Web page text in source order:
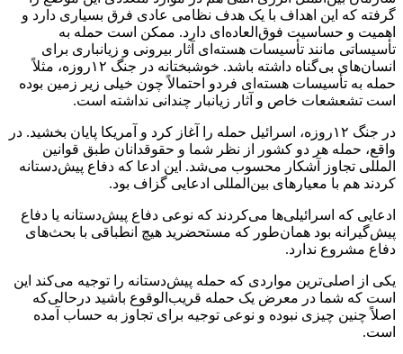
گرفته که این‌ اهداف‌ با یک هدف نظامی عادی فرق بسیاری دارد و
اهمیت و حساسیت فوق‌العاده‌ای دارد. ممکن است حمله به
تأسیساتی مانند تأسیسات هسته‌ای آثار بیرونی و زیانباری برای
انسان‌های بی‌گناه داشته باشد. خوشبختانه در جنگ ۱۲روزه، مثلاً
حمله به تأسیسات هسته‌ای فردو احتمالاً چون خیلی زیر زمین بوده
است تشعشعات خاص و آثار زیانبار چندانی نداشته است.
در جنگ ۱۲روزه، اسرائیل حمله را آغاز کرد و آمریکا پایان بخشید. در
واقع، حمله هر دو کشور از نظر شما و حقوقدانان طبق قوانین
المللی تجاوز آشکار محسوب می‌شد. این ادعا که دفاع پیش‌دستانه
کردند هم با معیارهای بین‌المللی ادعایی گزاف بود.
ادعایی که اسرائیلی‌ها می‌کردند که نوعی دفاع پیش‌دستانه یا دفاع
پیش‌گیرانه بود همان‌طور که مستحضرید هیچ انطباقی با بحث‌های
دفاع مشروع ندارد.
یکی از اصلی‌ترین مواردی که حمله پیش‌دستانه را توجیه می‌کند این
است که شما در معرض یک حمله قریب‌الوقوع باشید در‌حالی‌که
اصلاً چنین چیزی نبوده و نوعی توجیه برای تجاوز به حساب آمده
است.